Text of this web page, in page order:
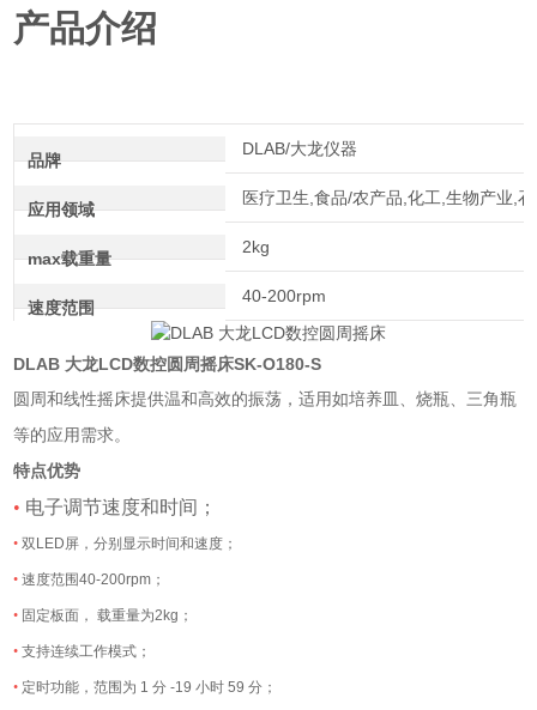
产品介绍
品牌
DLAB/大龙仪器
应用领域
医疗卫生,食品/农产品,化工,生物产业,
max载重量
2kg
速度范围
40-200rpm
DLAB 大龙LCD数控圆周摇床SK-O180-S
圆周和线性摇床提供温和高效的振荡，适用如培养皿、烧瓶、三角瓶
等的应用需求。
特点优势
• 电子调节速度和时间；
•双LED屏，分别显示时间和速度；
•速度范围40-200rpm；
• 固定板面， 载重量为2kg ；
•支持连续工作模式；
• 定时功能，范围为 1分-19小时59分；